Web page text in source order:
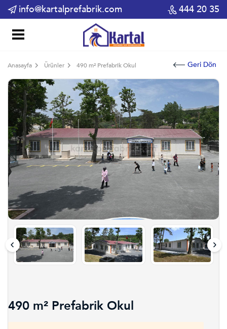
info@kartalprefabrik.com 444 20 35
Anasayfa Ürünler 490 m² Prefabrik Okul Geri Dön
490 m² Prefabrik Okul